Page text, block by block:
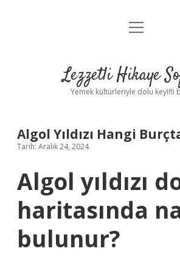
Anasayfa
Yasal Uyarı
menüyü
Lezzetli Hikaye
Yemek kültürleriyle dolu keyifli
Algol Yıldızı Hangi
Tarih: Aralık 24, 2024
Algol yıldızı
haritasında
bulunur?